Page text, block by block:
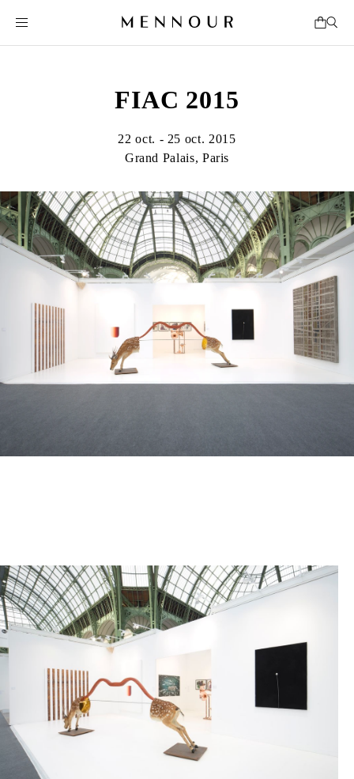
FIAC 2015
22 oct. - 25 oct. 2015
Grand Palais, Paris